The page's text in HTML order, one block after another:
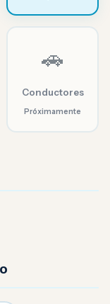
🚗
Conductores
Próximamente